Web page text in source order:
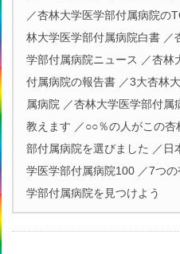
／杏林大学医学部付属病院の
林大学医学部付属病院白書 ／
学部付属病院ニュース ／杏林
付属病院の報告書 ／3大杏林
属病院 ／杏林大学医学部付属
教えます ／○○％の人がこの杏
部付属病院を選びました ／日
学医学部付属病院100 ／7つ
学部付属病院を見つけよう